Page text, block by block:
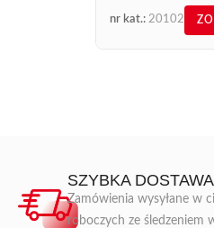
nr kat.: 20102
SZYBKA DOSTAWA
Zamówienia wysyłane w
roboczych ze śledzeniem